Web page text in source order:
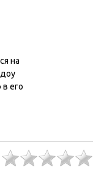
на
его